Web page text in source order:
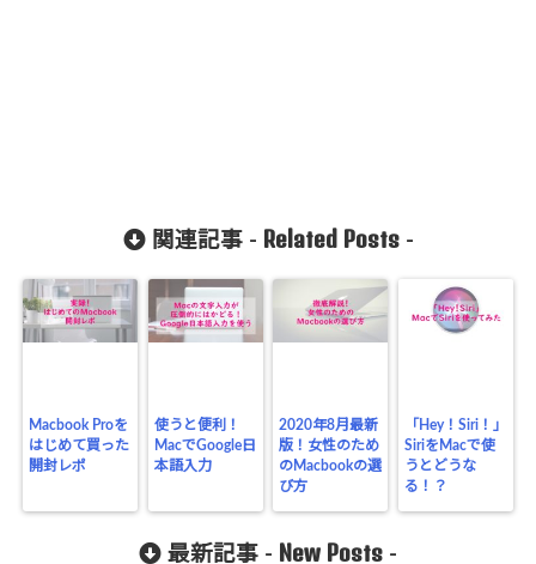
関連記事 - Related Posts-
Macbook Proを
はじめて買った
開封レポ
使うと便利！
MacでGoogle日
本語入力
2020年8月最新
版！女性のため
のMacbookの選
び方
「Hey！Siri！」
SiriをMacで使
うとどうな
る！？
最新記事 - New Posts -